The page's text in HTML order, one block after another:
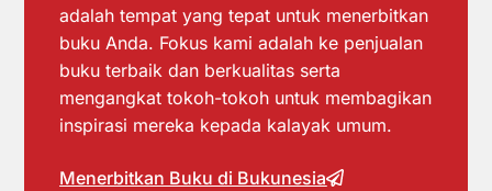
adalah tempat yang tepat untuk menerbitkan
buku Anda. Fokus kami adalah ke penjualan
buku terbaik dan berkualitas serta
mengangkat tokoh-tokoh untuk membagikan
inspirasi mereka kepada kalayak umum.
Menerbitkan Buku di Bukunesia